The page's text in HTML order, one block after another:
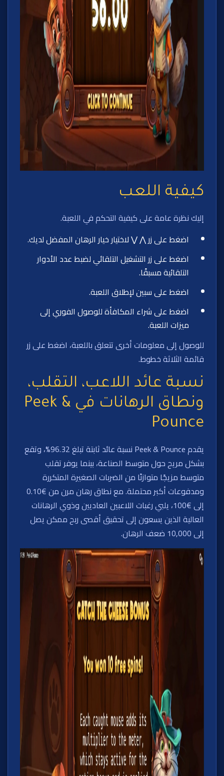
كيفية اللعب
إليك نظرة عامة على كيفية التحكم في اللعبة.
اضغط على زر ⋀ ⋁ لاختيار خيار الرهان المفضل لديك.
اضغط على زر التشغيل التلقائي لضبط عدد الأدوار
التلقائية مسبقًا.
اضغط على سبين لإطلاق اللعبة.
اضغط على شراء المكافأة للوصول الفوري إلى
ميزات اللعبة.
للوصول إلى معلومات أخرى تتعلق باللعبة، اضغط على زر
قائمة الثلاثة خطوط.
نسبة عائد اللاعب، التقلب،
ونطاق الرهانات في Peek &
Pounce
يقدم Peek & Pounce نسبة عائد ثابتة تبلغ 96.32%، وتقع
بشكل مريح حول متوسط الصناعة، بينما يوفر تقلب
متوسط مزيجًا متوازنًا من الضربات الصغيرة المتكررة
ومدفوعات أكبر محتملة. مع نطاق رهان مرن من €0.10
إلى €100، يلبي رغبات اللاعبين العاديين وذوي الرهانات
العالية الذين يسعون إلى تحقيق أقصى ربح ممكن يصل
إلى 10,000 ضعف الرهان.